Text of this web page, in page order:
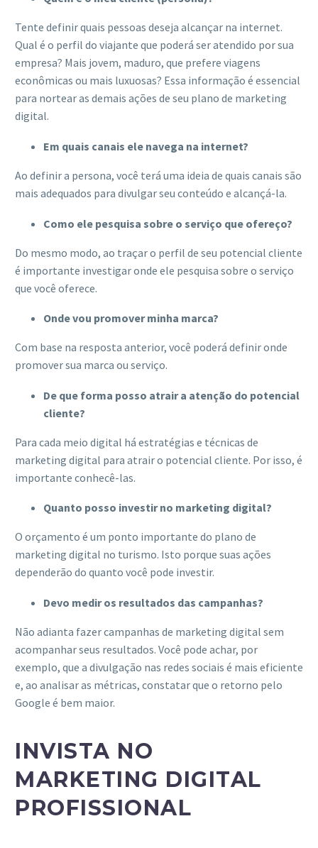
Tente definir quais pessoas deseja alcançar na internet.
Qual é o perfil do viajante que poderá ser atendido por sua
empresa? Mais jovem, maduro, que prefere viagens
econômicas ou mais luxuosas? Essa informação é essencial
para nortear as demais ações de seu plano de marketing
digital.
Em quais canais ele navega na internet?
Ao definir a persona, você terá uma ideia de quais canais são
mais adequados para divulgar seu conteúdo e alcançá-la.
Como ele pesquisa sobre o serviço que ofereço?
Do mesmo modo, ao traçar o perfil de seu potencial cliente
é importante investigar onde ele pesquisa sobre o serviço
que você oferece.
Onde vou promover minha marca?
Com base na resposta anterior, você poderá definir onde
promover sua marca ou serviço.
De que forma posso atrair a atenção do potencial
cliente?
Para cada meio digital há estratégias e técnicas de
marketing digital para atrair o potencial cliente. Por isso, é
importante conhecê-las.
Quanto posso investir no marketing digital?
O orçamento é um ponto importante do plano de
marketing digital no turismo. Isto porque suas ações
dependerão do quanto você pode investir.
Devo medir os resultados das campanhas?
Não adianta fazer campanhas de marketing digital sem
acompanhar seus resultados. Você pode achar, por
exemplo, que a divulgação nas redes sociais é mais eficiente
e, ao analisar as métricas, constatar que o retorno pelo
Google é bem maior.
INVISTA NO
MARKETING DIGITAL
PROFISSIONAL